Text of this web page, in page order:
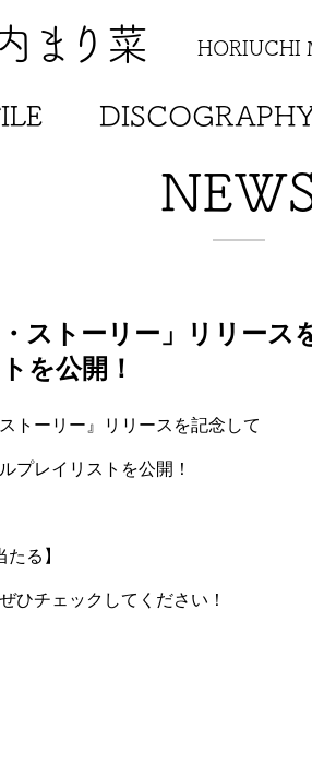
まり菜 HORIUCHI
ストーリー」リリース
を公開！
トーリー』リリースを記念して
プレイリストを公開！
る】
ひチェックしてください！